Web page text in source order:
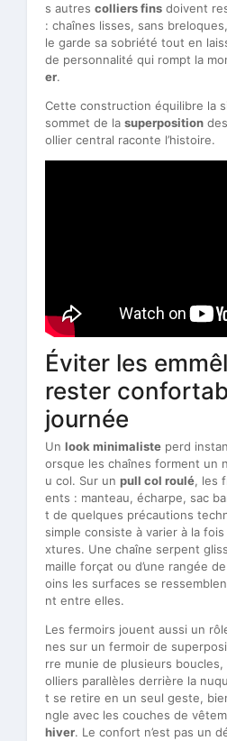
s autres colliers fins doivent
: chaînes lisses, sans
le garde sa sobriété tout en
de personnalité qui rompt la
er.
Cette construction équilibre la
sommet de la superposition
ollier central raconte l’histoire.
Éviter les
rester
journée
Un look minimaliste perd
orsque les chaînes forment un
u col. Sur un pull col roulé, les
ents : manteau, écharpe, sac
t de quelques précautions
simple consiste à varier à la
xtures. Une chaîne serpent
maille forçat ou d’une rangée
oins les surfaces se
nt entre elles.
Les fermoirs jouent aussi un
nes sur un fermoir de
rre munie de plusieurs
olliers parallèles derrière la
t se retire en un seul geste,
ngle avec les couches de
hiver. Le confort n’est pas un